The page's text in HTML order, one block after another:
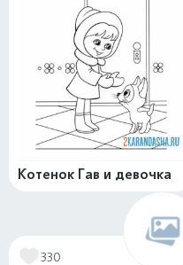
Котенок Гав и девочка
330